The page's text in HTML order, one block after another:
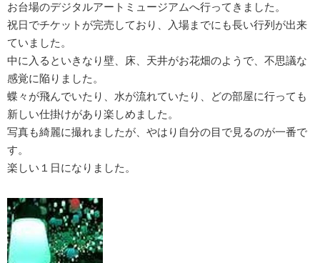
お台場のデジタルアートミュージアムへ行ってきました。
祝日でチケットが完売しており、入場までにも長い行列が出来
ていました。
中に入るといきなり壁、床、天井がお花畑のようで、不思議な
感覚に陥りました。
蝶々が飛んでいたり、水が流れていたり、どの部屋に行っても
新しい仕掛けがあり楽しめました。
写真も綺麗に撮れましたが、やはり自分の目で見るのが一番で
す。
楽しい１日になりました。